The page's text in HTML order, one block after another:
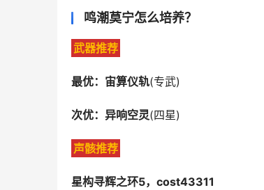
鸣潮莫宁怎么培养？
武器推荐
最优：宙算仪轨(专武)
次优：异响空灵(四星)
声骸推荐
星构寻辉之环5，cost43311